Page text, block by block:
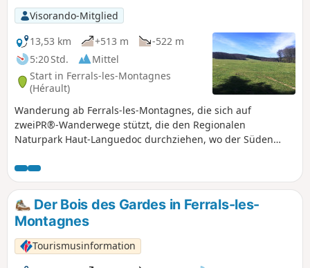
Visorando-Mitglied
13,53 km
+513 m
-522 m
5:20 Std.
Mittel
Start in Ferrals-les-Montagnes
(Hérault)
Wanderung ab Ferrals-les-Montagnes, die sich auf
zweiPR®-Wanderwege stützt, die den Regionalen
Naturpark Haut-Languedoc durchziehen, wo der Süden
Mittelmeer oder zum Ozean fließen und so die
„Wasserscheide” bilden. Die Quelle der Cesse am Ende
dieser Rundwanderung ist wie ein Zeugnis dieses
geschützten Gebiets.
Der Bois des Gardes in Ferrals-les-
Montagnes
Tourismusinformation